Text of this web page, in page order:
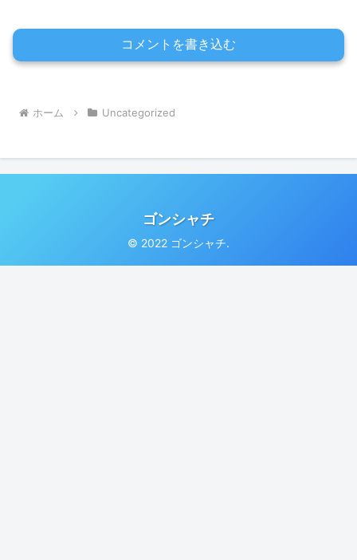
コメントを書き込む
ホーム Uncategorized
ゴンシャチ
© 2022 ゴンシャチ.